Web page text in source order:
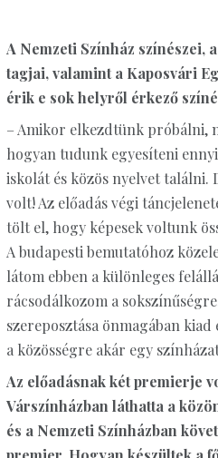
A Nemzeti Színház színészei,
tagjai, valamint a Kaposvári
érik e sok helyről érkező
– Amikor elkezdtünk próbálni,
hogyan tudunk egyesíteni
iskolát és közös nyelvet találni.
volt! Az előadás végi
tölt el, hogy képesek voltunk
A budapesti bemutatóhoz
látom ebben a különleges
rácsodálkozom a
szereposztása önmagában
a közösségre akár egy
Az előadásnak két premierje
Várszínházban láthatta a
és a Nemzeti Színházban